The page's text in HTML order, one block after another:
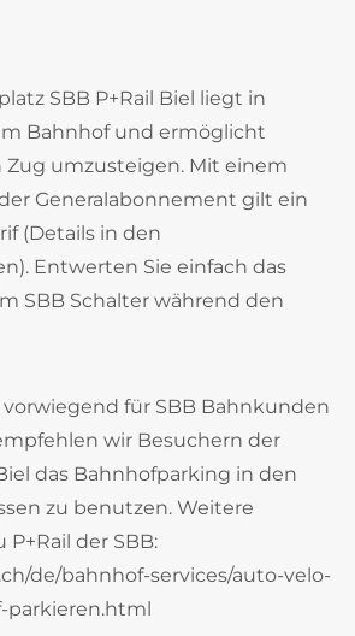
SBB P+Rail Biel liegt in
Bahnhof und ermöglicht
Zug umzusteigen. Mit einem
Generalabonnement gilt ein
(Details in den
Entwerten Sie einfach das
SBB Schalter während den
vorwiegend für SBB Bahnkunden
wir Besuchern der
das Bahnhofparking in den
zu benutzen. Weitere
der SBB:
de/bahnhof-services/auto-velo-
parkieren.html